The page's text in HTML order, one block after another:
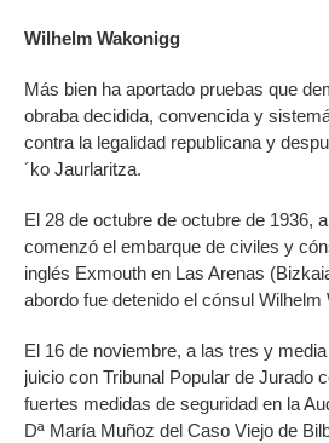
Wilhelm Wakonigg
Más bien ha aportado pruebas que
obraba decidida, convencida y
contra la legalidad republicana y
´ko Jaurlaritza.
El 28 de octubre de octubre de 1936,
comenzó el embarque de civiles y
inglés Exmouth en Las Arenas
abordo fue detenido el cónsul Wilhelm
El 16 de noviembre, a las tres y
juicio con Tribunal Popular de Jurado
fuertes medidas de seguridad en la
Dª María Muñoz del Caso Viejo de